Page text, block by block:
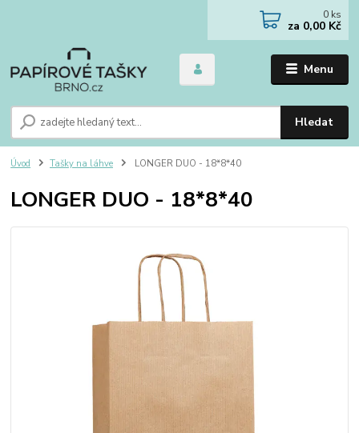
Menu
Hledat
0 ks
za 0,00 Kč
Úvod Tašky na láhve LONGER DUO - 18*8*40
LONGER DUO - 18*8*40